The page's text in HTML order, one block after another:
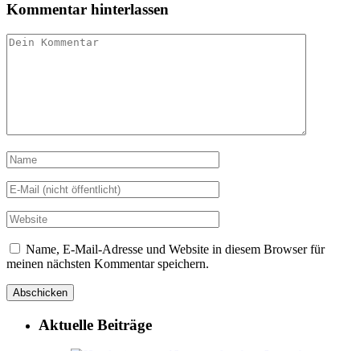
Kommentar hinterlassen
Name, E-Mail-Adresse und Website in diesem Browser für
meinen nächsten Kommentar speichern.
Aktuelle Beiträge